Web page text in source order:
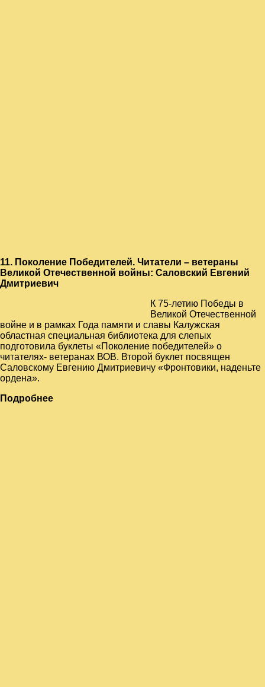
11. Поколение Победителей. Читатели – ветераны
Великой Отечественной войны: Саловский Евгений
Дмитриевич
К 75-летию Победы в
Великой Отечественной
войне и в рамках Года памяти и славы Калужская
областная специальная библиотека для слепых
подготовила буклеты «Поколение победителей» о
читателях- ветеранах ВОВ. Второй буклет посвящен
Саловскому Евгению Дмитриевичу «Фронтовики, наденьте
ордена».
Подробнее